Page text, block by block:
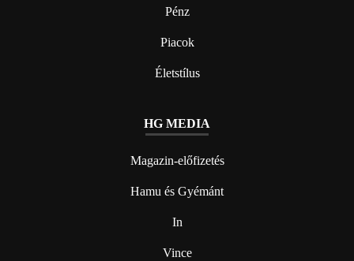
Pénz
Piacok
Életstílus
HG MEDIA
Magazin-előfizetés
Hamu és Gyémánt
In
Vince